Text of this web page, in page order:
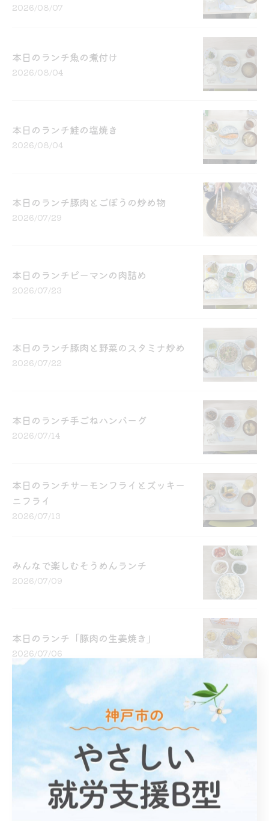
2026/08/07
本日のランチ魚の煮付け
2026/08/04
本日のランチ鮭の塩焼き
2026/08/04
本日のランチ豚肉とごぼうの炒め物
2026/07/29
本日のランチピーマンの肉詰め
2026/07/23
本日のランチ豚肉と野菜のスタミナ炒め
2026/07/22
本日のランチ手ごねハンバーグ
2026/07/14
本日のランチサーモンフライとズッキー
ニフライ
2026/07/13
みんなで楽しむそうめんランチ
2026/07/09
本日のランチ「豚肉の生姜焼き」
2026/07/06
3 4 5 9
カテゴリー Categories
全てのカテゴリー